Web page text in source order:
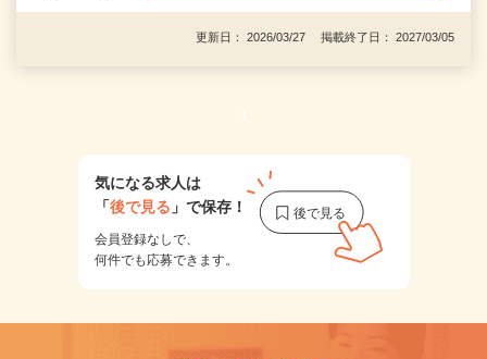
更新日： 2026/03/27 掲載終了日： 2027/03/05
1
気になる求人は
「後で見る 」で保存！
会員登録なしで、
何件でも応募できます。